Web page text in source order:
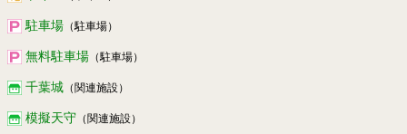
駐車場 （駐車場）
無料駐車場 （駐車場）
千葉城 （関連施設）
模擬天守 （関連施設）